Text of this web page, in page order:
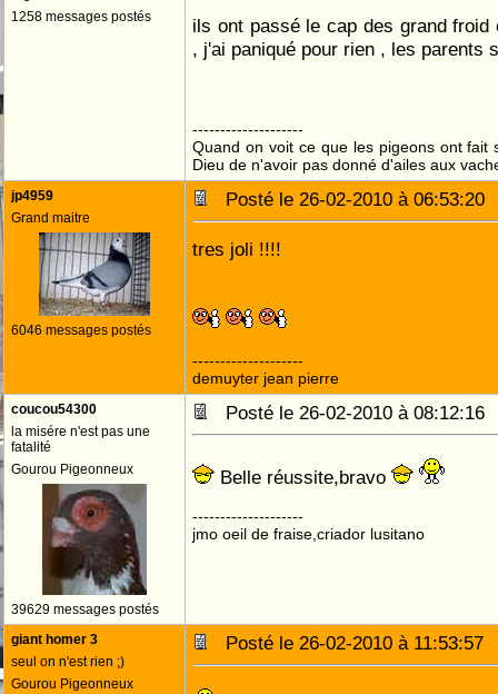
1258 messages postés
ils ont passé le cap des grand
, j'ai paniqué pour rien , les parents
--------------------
Quand on voit ce que les pigeons ont fait
Dieu de n'avoir pas donné d'ailes aux
jp4959
Grand maitre
6046 messages postés
Posté le 26-02-2010 à
tres joli !!!!
--------------------
demuyter jean pierre
coucou54300
la misére n'est pas une
fatalité
Gourou Pigeonneux
39629 messages postés
Posté le 26-02-2010 à
Belle réussite,bravo
--------------------
jmo oeil de fraise,criador lusitano
giant homer 3
seul on n'est rien ;)
Gourou Pigeonneux
Posté le 26-02-2010 à